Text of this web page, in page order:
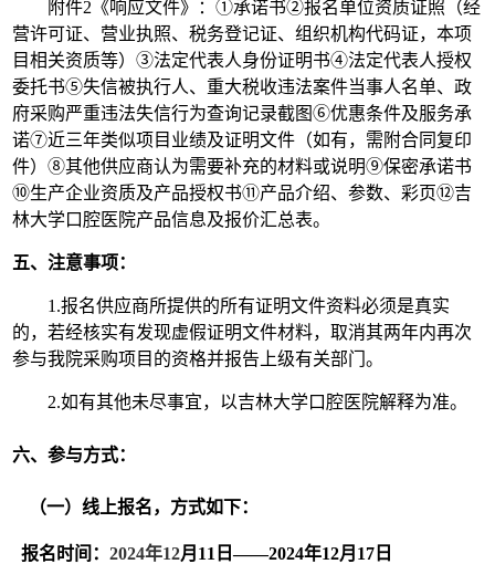
附件2《响应文件》：①承诺书②报名单位资质证照（经
营许可证、营业执照、税务登记证、组织机构代码证，本项
目相关资质等）③法定代表人身份证明书④法定代表人授权
委托书⑤失信被执行人、重大税收违法案件当事人名单、政
府采购严重违法失信行为查询记录截图⑥优惠条件及服务承
诺⑦近三年类似项目业绩及证明文件（如有，需附合同复印
件）⑧其他供应商认为需要补充的材料或说明⑨保密承诺书
⑩生产企业资质及产品授权书⑪产品介绍、参数、彩页⑫吉
林大学口腔医院产品信息及报价汇总表。
五、注意事项：
1.报名供应商所提供的所有证明文件资料必须是真实
的，若经核实有发现虚假证明文件材料，取消其两年内再次
参与我院采购项目的资格并报告上级有关部门。
2.如有其他未尽事宜，以吉林大学口腔医院解释为准。
六、参与方式：
（一）线上报名，方式如下：
报名时间：2024年12月 11 日——2024年12月 17 日